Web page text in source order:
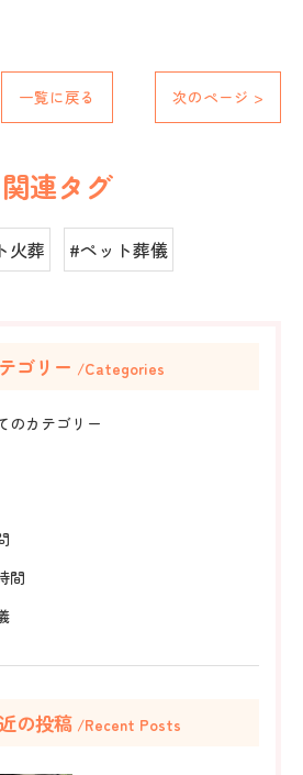
一覧に戻る 次のページ >
関連タグ
火葬 #ペット葬儀
ゴリー Categories
のカテゴリー
間
の投稿 Recent Posts